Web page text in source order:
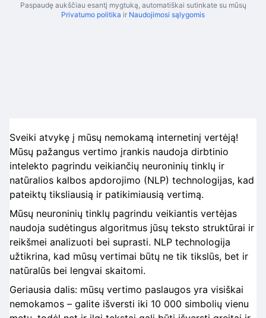
Paspaudę aukščiau esantį mygtuką, automatiškai sutinkate su mūsų
Privatumo politika ir Naudojimosi sąlygomis
Sveiki atvykę į mūsų nemokamą internetinį vertėją!
Mūsų pažangus vertimo įrankis naudoja dirbtinio
intelekto pagrindu veikiančių neuroninių tinklų ir
natūralios kalbos apdorojimo (NLP) technologijas, kad
pateiktų tiksliausią ir patikimiausią vertimą.
Mūsų neuroninių tinklų pagrindu veikiantis vertėjas
naudoja sudėtingus algoritmus jūsų teksto struktūrai ir
reikšmei analizuoti bei suprasti. NLP technologija
užtikrina, kad mūsų vertimai būtų ne tik tikslūs, bet ir
natūralūs bei lengvai skaitomi.
Geriausia dalis: mūsų vertimo paslaugos yra visiškai
nemokamos – galite išversti iki 10 000 simbolių vienu